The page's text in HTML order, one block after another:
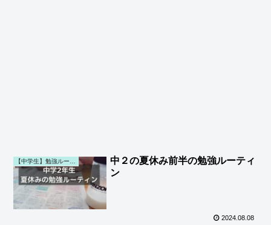
【中学生】勉強ルーティン (第一子)
中２の夏休み前半の勉強ルーティ
ン
2024.08.08